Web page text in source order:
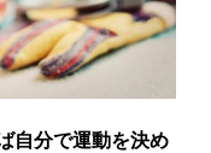
自分で運動を決め